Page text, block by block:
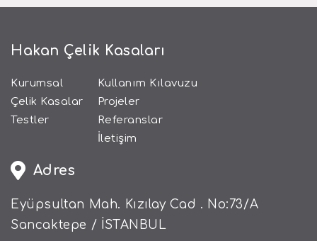
Hakan Çelik Kasaları
Kurumsal
Çelik Kasalar
Testler
Kullanım Kılavuzu
Projeler
Referanslar
İletişim
Adres
Eyüpsultan Mah. Kızılay Cad . No:73/A
Sancaktepe / İSTANBUL